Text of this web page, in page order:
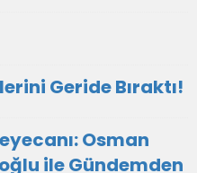
Geride Bıraktı!
Osman
ile Gündemden